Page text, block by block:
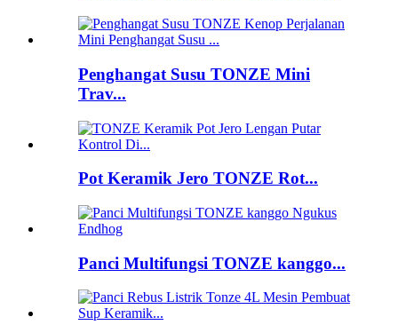
Penghangat Susu TONZE Mini
Trav...
Pot Keramik Jero TONZE Rot...
Panci Multifungsi TONZE kanggo...